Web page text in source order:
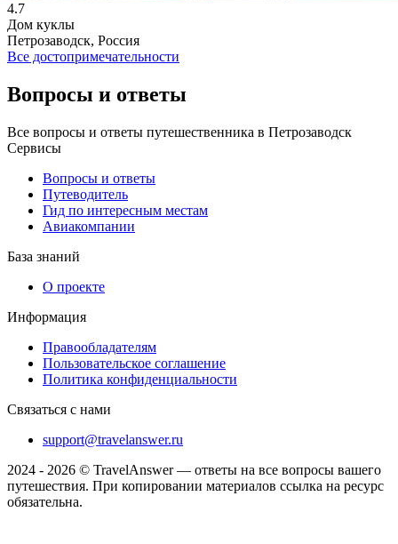
4.7
Дом куклы
Петрозаводск, Россия
Все достопримечательности
Вопросы и ответы
Все вопросы и ответы путешественника в Петрозаводск
Сервисы
Вопросы и ответы
Путеводитель
Гид по интересным местам
Авиакомпании
База знаний
О проекте
Информация
Правообладателям
Пользовательское соглашение
Политика конфиденциальности
Связаться с нами
support@travelanswer.ru
2024 - 2026 © TravelAnswer — ответы на все вопросы вашего
путешествия. При копировании материалов ссылка на ресурс
обязательна.